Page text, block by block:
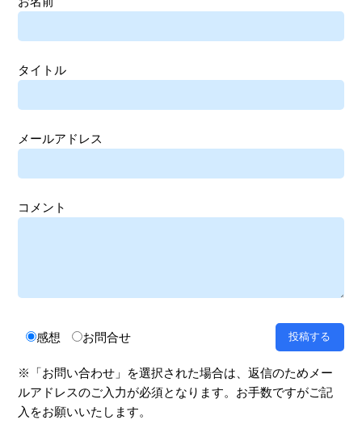
タイトル
メールアドレス
コメント
感想 お問合せ
※「お問い合わせ」を選択された場合は、返信のためメー
ルアドレスのご入力が必須となります。お手数ですがご記
入をお願いいたします。